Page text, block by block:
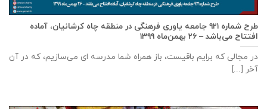
طرح شماره ۹۲۱ جامعه ياوری فرهنگی در منطقه چاه کرشانیان، آماده
افتتاح می‌باشد – ۲۶ بهمن‌ماه ۱۳۹۹
در مجالی که برایم باقیست، باز همراه شما مدرسه ای می‌سازیم، که در آن
آخر [...]